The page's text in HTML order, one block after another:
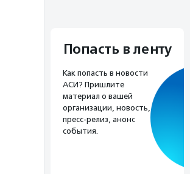
Попасть в ленту
Как попасть в новости
АСИ? Пришлите
материал о вашей
организации, новость,
пресс-релиз, анонс
события.